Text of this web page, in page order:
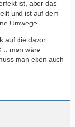
ist, aber das
und ist auf dem
Umwege.
auf die davor
.. man wäre
man eben auch